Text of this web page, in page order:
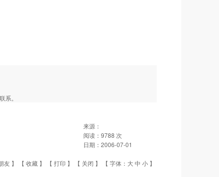
。
来源：
阅读： 9788 次
日期： 2006-07-01
友 】 【 收藏 】 【 打印 】 【 关闭 】 【 字体： 大中 小 】